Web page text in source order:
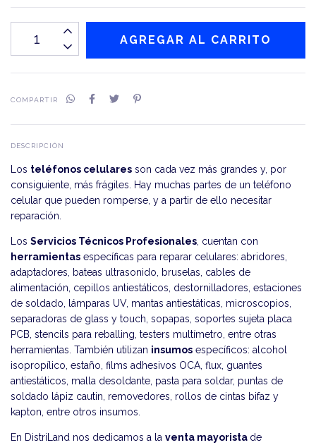
COMPARTIR
DESCRIPCIÓN
Los teléfonos celulares son cada vez más grandes y, por
consiguiente, más frágiles. Hay muchas partes de un teléfono
celular que pueden romperse, y a partir de ello necesitar
reparación.
Los Servicios Técnicos Profesionales , cuentan con
herramientas específicas para reparar celulares: abridores,
adaptadores, bateas ultrasonido, bruselas, cables de
alimentación, cepillos antiestáticos, destornilladores, estaciones
de soldado, lámparas UV, mantas antiestáticas, microscopios,
separadoras de glass y touch, sopapas, soportes sujeta placa
PCB, stencils para reballing, testers multímetro, entre otras
herramientas. También utilizan insumos específicos: alcohol
isopropílico, estaño, films adhesivos OCA, flux, guantes
antiestáticos, malla desoldante, pasta para soldar, puntas de
soldado lápiz cautin, removedores, rollos de cintas bifaz y
kapton, entre otros insumos.
En DistriLand nos dedicamos a la venta mayorista de